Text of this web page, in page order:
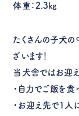
体重：2.3㎏
たくさんの子犬の
ざいます！
当犬舎ではお迎
・自力でご飯を食
・お迎え先で1人